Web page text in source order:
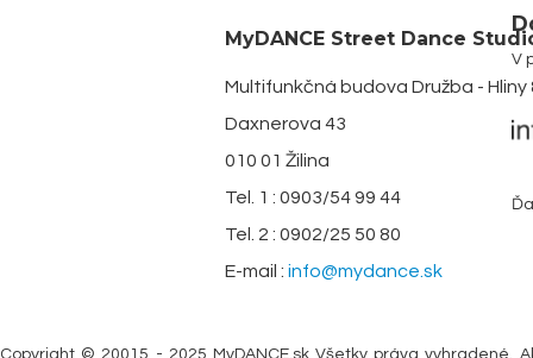
MyDANCE Street Dance
Multifunkčná budova Družba - Hliny
Daxnerova 43
010 01 Žilina
Tel. 1 : 0903/54 99 44
Tel. 2 : 0902/25 50 80
E-mail : info@mydance.sk
Copyright © 20015 - 2025 MyDANCE.sk Všetky práva vyhradené.
V